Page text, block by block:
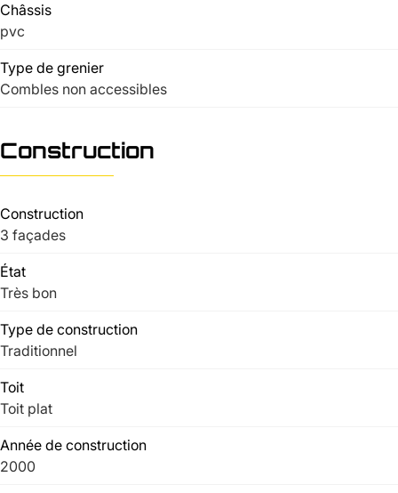
Châssis
pvc
Type de grenier
Combles non accessibles
Construction
Construction
3 façades
État
Très bon
Type de construction
Traditionnel
Toit
Toit plat
Année de construction
2000